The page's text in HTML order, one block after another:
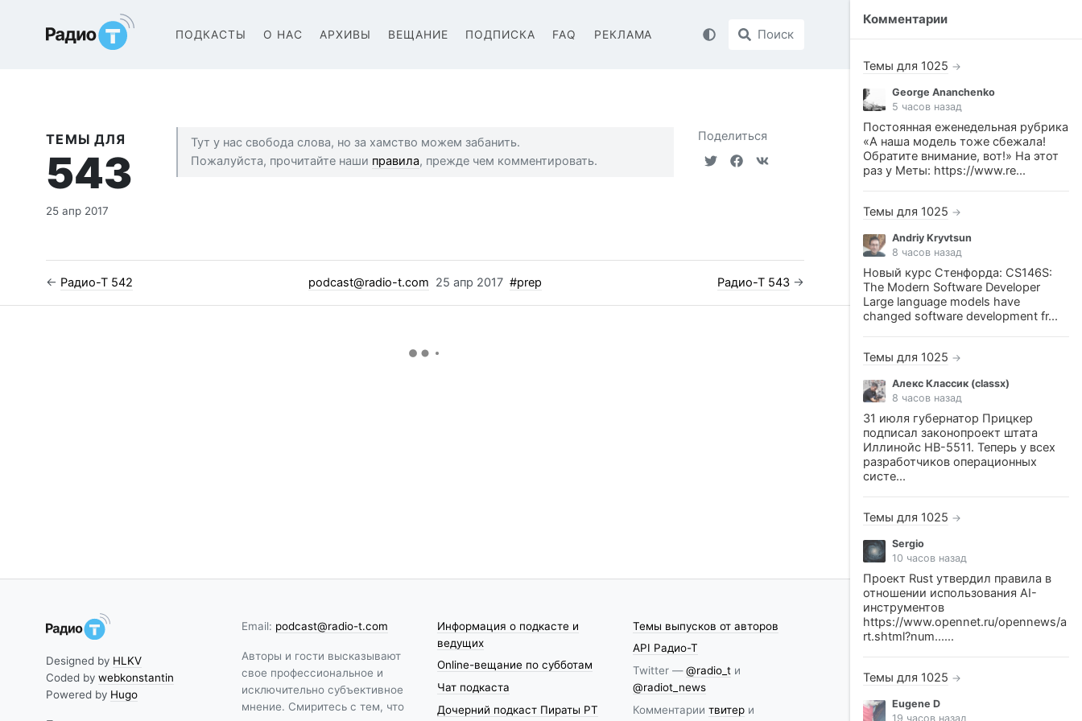
Радио-Т Подкаст Поиск
ПОДКАСТЫ О НАС АРХИВЫ ВЕЩАНИЕ ПОДПИСКА FAQ РЕКЛАМА
ТЕМЫ ДЛЯ
543
25 апр 2017
Тут у нас свобода слова, но за хамство можем забанить.
Пожалуйста, прочитайте наши правила, прежде чем комментировать.
Поделиться
← Радио-Т 542 Радио-Т 543→
podcast@radio-t.com 25 апр 2017 #prep
Designed by HLKV
Coded bywebkonstantin
Powered by Hugo
Email: podcast@radio-t.com
Авторы и гости высказывают
свое профессиональное и
исключительно субъективное
мнение. Смиритесь с тем, что
Информация о подкасте и
ведущих
Online-вещание по субботам
Чат подкаста
Дочерний подкаст Пираты РТ
Темы выпусков от авторов
API Радио-Т
Twitter —@radio_tи
@radiot_news
Комментарии твитери
Комментарии
Темы для 1025 →
George Ananchenko
5 часов назад
Постоянная еженедельная рубрика
«А наша модель тоже сбежала!
Обратите внимание, вот!» На этот
раз у Меты: https://www.re...
Темы для 1025 →
Andriy Kryvtsun
8 часов назад
Новый курс Стенфорда: CS146S:
The Modern Software Developer
Large language models have
changed software development fr...
Темы для 1025 →
Алекс Классик (classx)
8 часов назад
31 июля губернатор Прицкер
подписал законопроект штата
Иллинойс HB-5511. Теперь у всех
разработчиков операционных
систе...
Темы для 1025 →
Sergio
10 часов назад
Проект Rust утвердил правила в
отношении использования AI-
инструментов
https://www.opennet.ru/opennews/a
rt.shtml?num......
Темы для 1025 →
Eugene D
19 часов назад